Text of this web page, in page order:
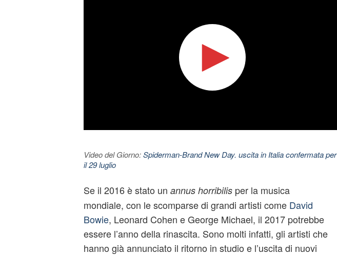
Video del Giorno:Spiderman-Brand New Day. uscita in Italia confermata per
il 29 luglio
Se il 2016 è stato un annus horribilisper la musica
mondiale, con le scomparse di grandi artisti come David
Bowie, Leonard Cohen e George Michael, il 2017potrebbe
essere l’anno della rinascita. Sono molti infatti, gli artisti che
hanno già annunciato il ritorno in studio e l’uscita di nuovi